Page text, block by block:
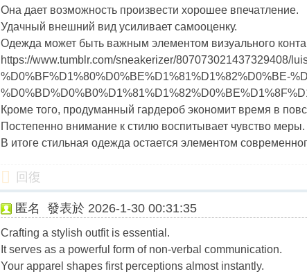
Она дает возможность произвести хорошее впечатление.
Удачный внешний вид усиливает самооценку.
Одежда может быть важным элементом визуального
https://www.tumblr.com/sneakerizer/807073021437329408/
%D0%BF%D1%80%D0%BE%D1%81%D1%82%D0%BE-
Кроме того, продуманный гардероб экономит время в
Постепенно внимание к стилю воспитывает чувство меры.
В итоге стильная одежда остается элементом
回復
匿名 發表於 2026-1-30 00:31:35
Crafting a stylish outfit is essential.
It serves as a powerful form of non-verbal communication.
Your apparel shapes first perceptions almost instantly.